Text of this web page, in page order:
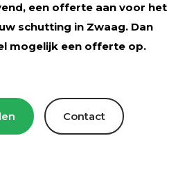
een offerte aan voor het
schutting in Zwaag. Dan
mogelijk een offerte op.
Contact